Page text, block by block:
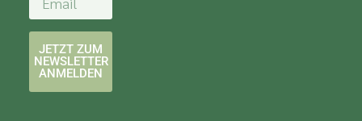
JETZT ZUM
NEWSLETTER
ANMELDEN